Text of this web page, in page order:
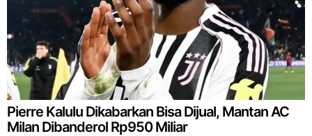
Pierre Kalulu Dikabarkan Bisa Dijual, Mantan AC
Milan Dibanderol Rp950 Miliar